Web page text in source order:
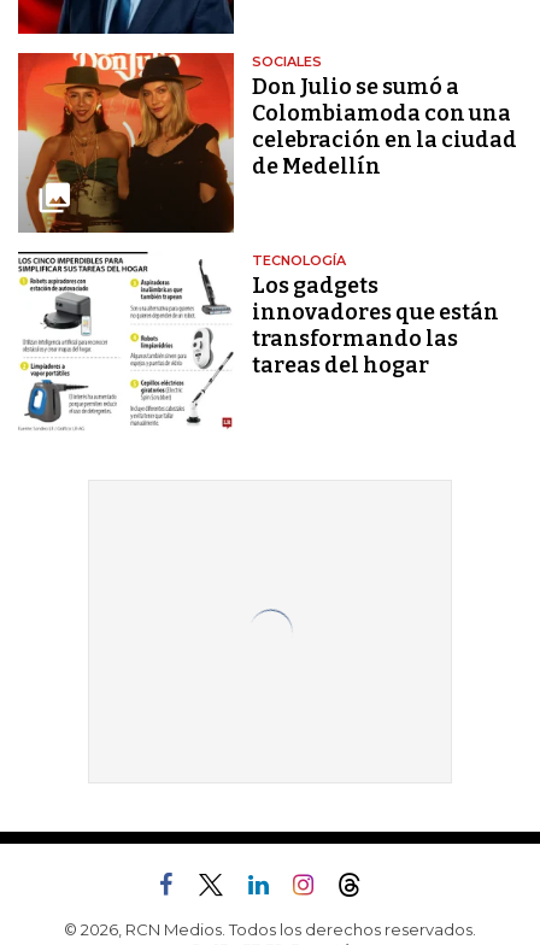
SOCIALES
Don Julio se sumó a
Colombiamoda con una
celebración en la ciudad
de Medellín
TECNOLOGÍA
Los gadgets
innovadores que están
transformando las
tareas del hogar
© 2026, RCN Medios. Todos los derechos reservados.